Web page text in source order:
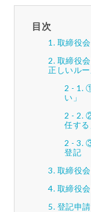
目次
取締役
取締役
正しいル
い」
任する
登記
取締役
取締役
登記申